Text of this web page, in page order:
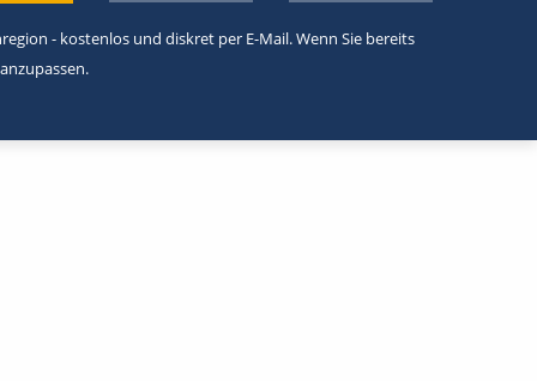
- kostenlos und diskret per E-Mail. Wenn Sie bereits